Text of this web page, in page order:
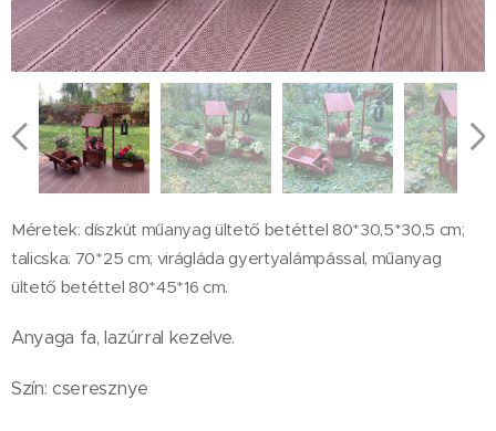
Méretek: díszkút műanyag ültető betéttel 80*30,5*30,5 cm;
talicska: 70*25 cm; virágláda gyertyalámpással, műanyag
ültető betéttel 80*45*16 cm.
Anyaga fa, lazúrral kezelve.
Szín: cseresznye